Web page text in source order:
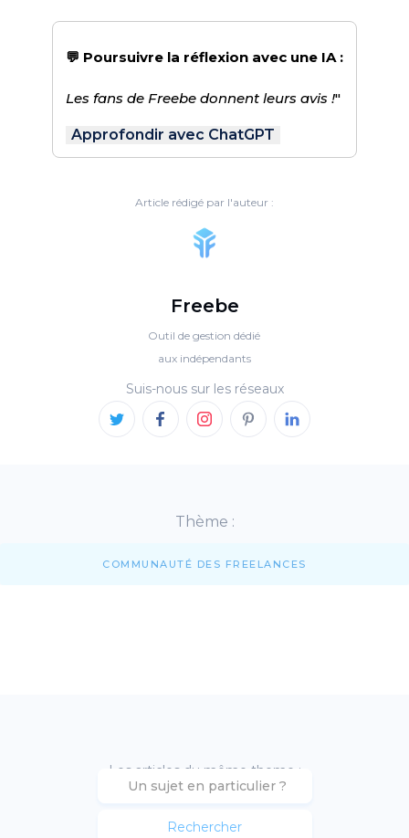
💬 Poursuivre la réflexion avec une IA :
Les fans de Freebe donnent leurs avis !"
Approfondir avec ChatGPT
Article rédigé par l'auteur :
Freebe
Outil de gestion dédié
aux indépendants
Suis-nous sur les réseaux
Thème :
COMMUNAUTÉ DES FREELANCES
Les articles du même theme :